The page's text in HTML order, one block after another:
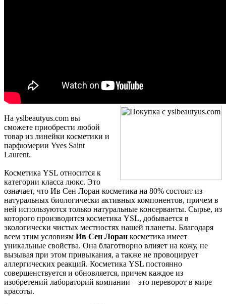
На yslbeautyus.com вы
сможете приобрести любой
товар из линейки косметики и
парфюмерии Yves Saint
Laurent.
Косметика YSL относится к
категории класса люкс. Это
означает, что Ив Сен Лоран косметика на 80% состоит из
натуральных биологически активных компонентов, причем в
ней используются только натуральные консерванты. Сырье, из
которого производится косметика YSL, добывается в
экологически чистых местностях нашей планеты. Благодаря
всем этим условиям Ив Сен Лоран косметика имеет
уникальные свойства. Она благотворно влияет на кожу, не
вызывая при этом привыкания, а также не провоцирует
аллергических реакций. Косметика YSL постоянно
совершенствуется и обновляется, причем каждое из
изобретений лабораторий компании – это переворот в мире
красоты.